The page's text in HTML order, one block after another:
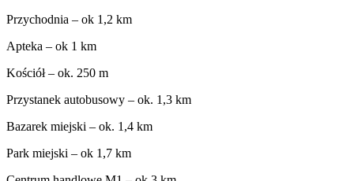
Przychodnia – ok 1,2 km
Apteka – ok 1 km
Kościół – ok. 250 m
Przystanek autobusowy – ok. 1,3 km
Bazarek miejski – ok. 1,4 km
Park miejski – ok 1,7 km